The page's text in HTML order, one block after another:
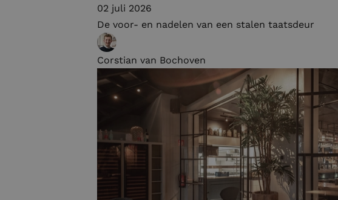
02 juli 2026
De voor- en nadelen van een stalen taatsdeur
Corstian van Bochoven